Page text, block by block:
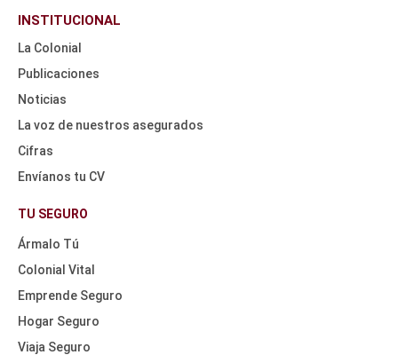
INSTITUCIONAL
La Colonial
Publicaciones
Noticias
La voz de nuestros asegurados
Cifras
Envíanos tu CV
NAV
TU SEGURO
Ármalo Tú
Colonial Vital
Emprende Seguro
Hogar Seguro
Viaja Seguro